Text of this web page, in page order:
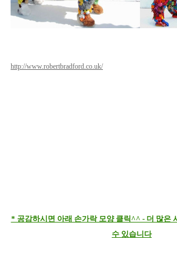
http://www.robertbradford.co.uk/
* 공감하시면 아래 손가락 모양 클릭^^ - 더 많은
수 있습니다